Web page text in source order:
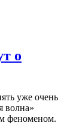
о
уже очень
волна»
феноменом.